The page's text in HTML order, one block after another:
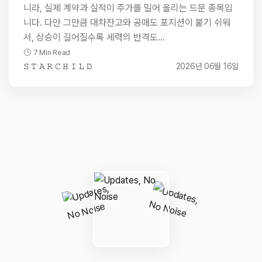
니라, 실제 계약과 실적이 주가를 밀어 올리는 드문 종목입
니다. 다만 그만큼 대차잔고와 공매도 포지션이 붙기 쉬워
서, 상승이 길어질수록 세력의 반격도…
7 Min Read
𝚂 𝚃 𝙰 𝚁 𝙲 𝙷 𝙸 𝙻 𝙳 2026년 06월 16일